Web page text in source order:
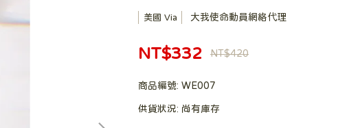
美國 Via 大我使命動員網絡代理
NT$332 NT$420
商品編號: WE007
供貨狀況: 尚有庫存